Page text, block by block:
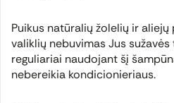
Puikus natūralių žolelių ir
valiklių nebuvimas Jus
reguliariai naudojant šį
nebereikia kondicionieriaus.